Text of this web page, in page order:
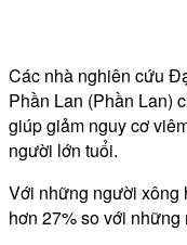
Các nhà nghiên cứu
Phần Lan (Phần Lan)
giúp giảm nguy cơ
người lớn tuổi.
Với những người xông
hơn 27% so với